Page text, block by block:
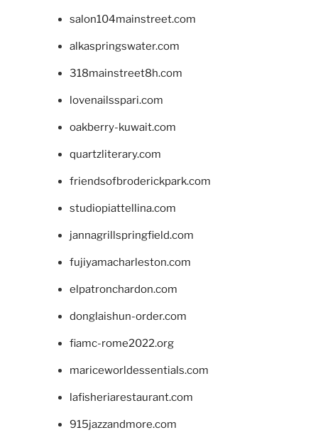
salon104mainstreet.com
alkaspringswater.com
318mainstreet8h.com
lovenailsspari.com
oakberry-kuwait.com
quartzliterary.com
friendsofbroderickpark.com
studiopiattellina.com
jannagrillspringfield.com
fujiyamacharleston.com
elpatronchardon.com
donglaishun-order.com
fiamc-rome2022.org
mariceworldessentials.com
lafisheriarestaurant.com
915jazzandmore.com